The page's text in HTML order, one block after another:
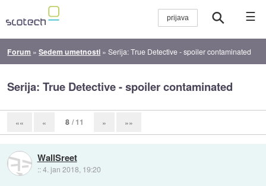
☰
Forum »Sedem umetnosti »Serija: True Detective - spoiler contaminated
Serija: True Detective - spoiler contaminated
«« « 8 / 11 » »»
WallSreet
::4. jan 2018, 19:20